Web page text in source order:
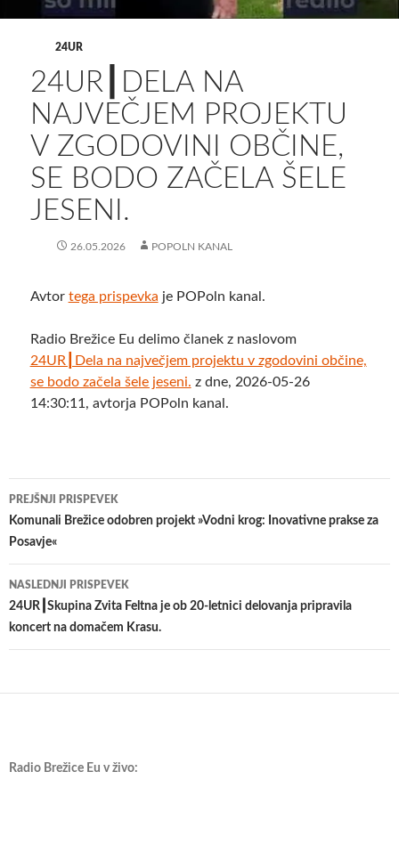
24UR
24UR┃DELA NA
NAJVEČJEM PROJEKTU
V ZGODOVINI OBČINE,
SE BODO ZAČELA ŠELE
JESENI.
26.05.2026 POPOLN KANAL
Avtor tega prispevka je POPoln kanal.
Radio Brežice Eu delimo članek z naslovom
24UR┃Dela na največjem projektu v zgodovini občine,
se bodo začela šele jeseni. z dne, 2026-05-26
14:30:11, avtorja POPoln kanal.
Krmarjenje
po
prispevkih
PREJŠNJI PRISPEVEK
Komunali Brežice odobren projekt »Vodni krog: Inovativne prakse za
Posavje«
NASLEDNJI PRISPEVEK
24UR┃Skupina Zvita Feltna je ob 20-letnici delovanja pripravila
koncert na domačem Krasu.
Radio Brežice Eu v živo: